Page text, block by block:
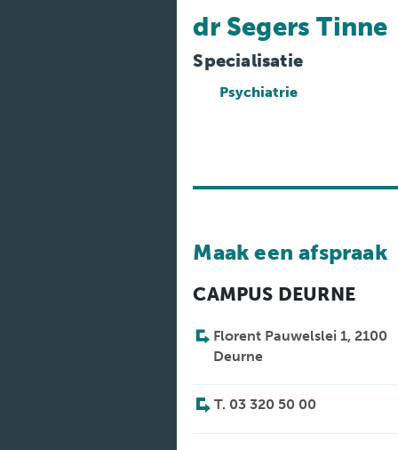
dr Segers Tinne
Specialisatie
Psychiatrie
Maak een afspraak
CAMPUS DEURNE
Florent Pauwelslei 1, 2100
Deurne
T. 03 320 50 00